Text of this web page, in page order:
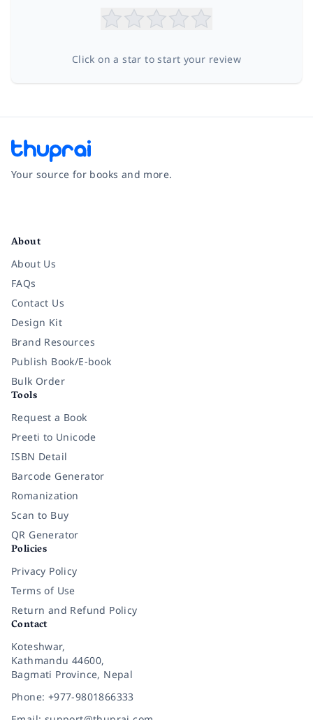
Click on a star to start your review
Your source for books and more.
About
About Us
FAQs
Contact Us
Design Kit
Brand Resources
Publish Book/E-book
Bulk Order
Tools
Request a Book
Preeti to Unicode
ISBN Detail
Barcode Generator
Romanization
Scan to Buy
QR Generator
Policies
Privacy Policy
Terms of Use
Return and Refund Policy
Contact
Koteshwar,
Kathmandu 44600,
Bagmati Province, Nepal
Phone: +977-9801866333